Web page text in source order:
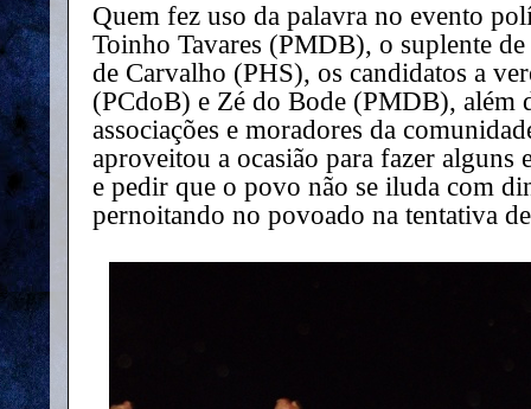
Quem fez uso da palavra no evento
Toinho Tavares (PMDB), o suplente
de Carvalho (PHS), os candidatos a
(PCdoB) e Zé do Bode (PMDB), além
associações e moradores da
aproveitou a ocasião para fazer alguns
e pedir que o povo não se iluda com
pernoitando no povoado na tentativa